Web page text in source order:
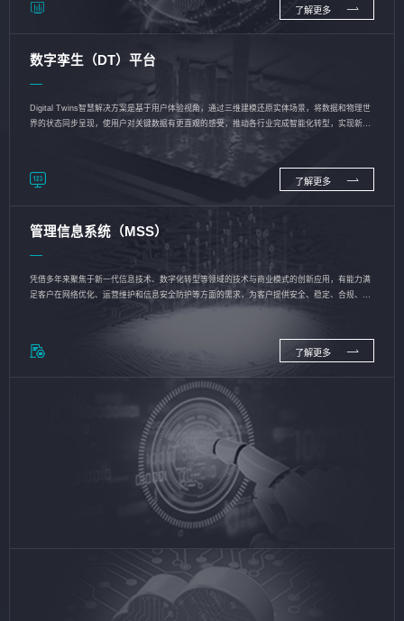
了解更多
数字孪生（DT）平台
Digital Twins智慧解决方案是基于用户体验视角，通过三维建模还原实体场景，将数据和物理世
界的状态同步呈现，使用户对关键数据有更直观的感受，推动各行业完成智能化转型，实现新旧
了解更多
管理信息系统（MSS）
凭借多年来聚焦于新一代信息技术、数字化转型等领域的技术与商业模式的创新应用，有能力满
足客户在网络优化、运营维护和信息安全防护等方面的需求，为客户提供安全、稳定、合规、持
了解更多